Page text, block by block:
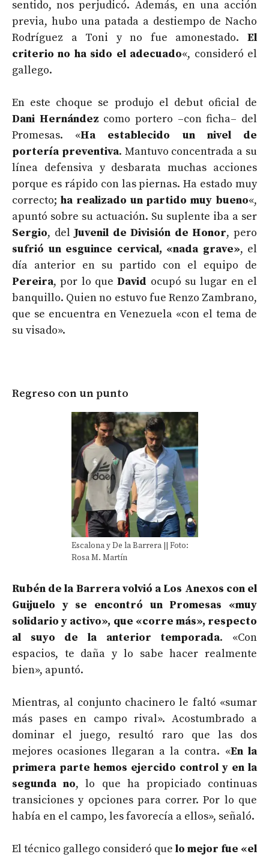
sentido, nos perjudicó. Además, en una acción
previa, hubo una patada a destiempo de Nacho
Rodríguez a Toni y no fue amonestado. El
criterio no ha sido el adecuado«, consideró el
gallego.
En este choque se produjo el debut oficial de
Dani Hernández como portero –con ficha– del
Promesas. «Ha establecido un nivel de
portería preventiva. Mantuvo concentrada a su
línea defensiva y desbarata muchas acciones
porque es rápido con las piernas. Ha estado muy
correcto; ha realizado un partido muy bueno«,
apuntó sobre su actuación. Su suplente iba a ser
Sergio, del Juvenil de División de Honor, pero
sufrió un esguince cervical, «nada grave», el
día anterior en su partido con el equipo de
Pereira, por lo queDavid ocupó su lugar en el
banquillo. Quien no estuvo fue Renzo Zambrano,
que se encuentra en Venezuela «con el tema de
su visado».
Regreso con un punto
Escalona y De la Barrera || Foto:
Rosa M. Martín
Rubén de la Barrera volvió a Los Anexos con el
Guijuelo y se encontró un Promesas «muy
solidario y activo», que «corre más», respecto
al suyo de la anterior temporada. «Con
espacios, te daña y lo sabe hacer realmente
bien», apuntó.
Mientras, al conjunto chacinero le faltó «sumar
más pases en campo rival». Acostumbrado a
dominar el juego, resultó raro que las dos
mejores ocasiones llegaran a la contra. «En la
primera parte hemos ejercido control y en la
segunda no, lo que ha propiciado continuas
transiciones y opciones para correr. Por lo que
había en el campo, les favorecía a ellos», señaló.
El técnico gallego consideró que lo mejor fue «el